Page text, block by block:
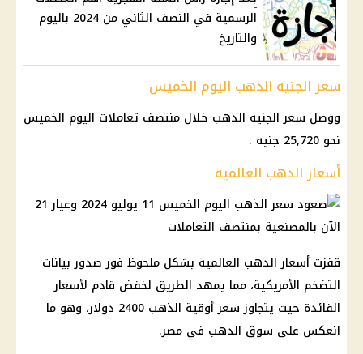
الرسمية في النصف الثاني من 2024 باليوم
والتاريخ
سعر الجنيه الذهب اليوم الخميس
ووصل سعر الجنيه الذهب خلال منتصف تعاملات اليوم الخميس
نحو 25,720 جنيه .
أسعار الذهب العالمية
قفزت أسعار الذهب العالمية بشكل ملحوظ فور صدور بيانات
التضخم الأمريكية، مما يمهد الطريق لخفض قادم لأسعار
الفائدة حيث يتجاوز سعر أوقية الذهب 2400 دولار، وهو ما
انعكس على سوق الذهب في مصر.